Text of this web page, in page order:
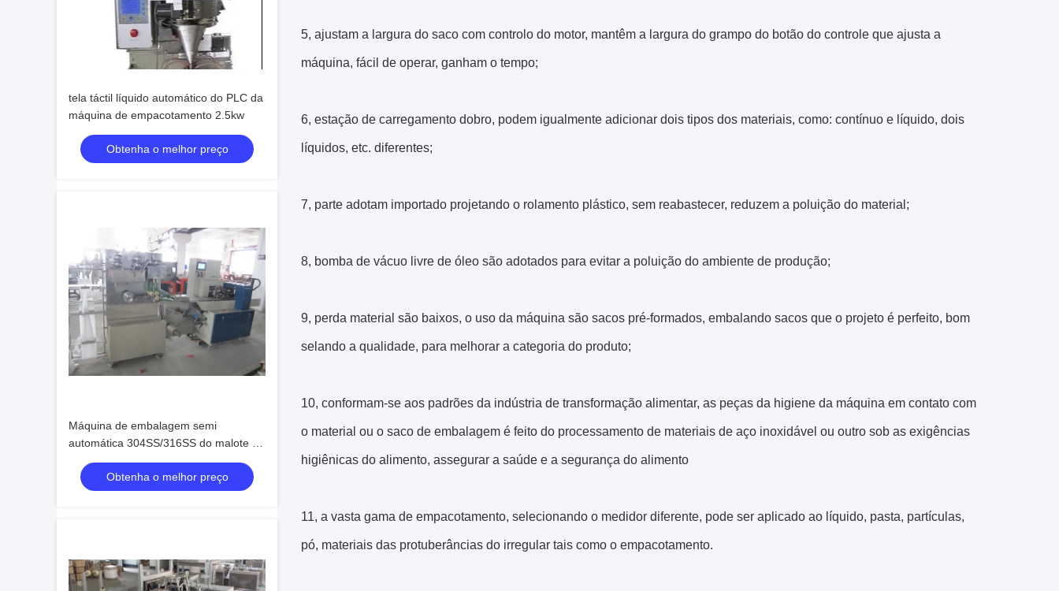
tela táctil líquido automático do PLC da
máquina de empacotamento 2.5kw
Obtenha o melhor preço
Máquina de embalagem semi
automática 304SS/316SS do malote do
pó para farmacêutico
Obtenha o melhor preço
5, ajustam a largura do saco com controlo do motor, mantêm a largura do grampo do botão do controle que ajusta a
máquina, fácil de operar, ganham o tempo;
6, estação de carregamento dobro, podem igualmente adicionar dois tipos dos materiais, como: contínuo e líquido, dois
líquidos, etc. diferentes;
7, parte adotam importado projetando o rolamento plástico, sem reabastecer, reduzem a poluição do material;
8, bomba de vácuo livre de óleo são adotados para evitar a poluição do ambiente de produção;
9, perda material são baixos, o uso da máquina são sacos pré-formados, embalando sacos que o projeto é perfeito, bom
selando a qualidade, para melhorar a categoria do produto;
10, conformam-se aos padrões da indústria de transformação alimentar, as peças da higiene da máquina em contato com
o material ou o saco de embalagem é feito do processamento de materiais de aço inoxidável ou outro sob as exigências
higiênicas do alimento, assegurar a saúde e a segurança do alimento
11, a vasta gama de empacotamento, selecionando o medidor diferente, pode ser aplicado ao líquido, pasta, partículas,
pó, materiais das protuberâncias do irregular tais como o empacotamento.